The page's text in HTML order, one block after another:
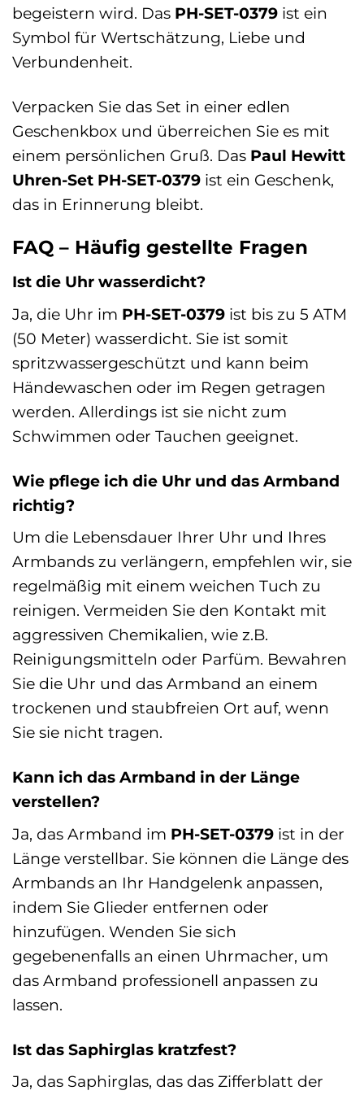
begeistern wird. Das PH-SET-0379 ist ein
Symbol für Wertschätzung, Liebe und
Verbundenheit.
Verpacken Sie das Set in einer edlen
Geschenkbox und überreichen Sie es mit
einem persönlichen Gruß. Das Paul Hewitt
Uhren-Set PH-SET-0379 ist ein Geschenk,
das in Erinnerung bleibt.
FAQ – Häufig gestellte Fragen
Ist die Uhr wasserdicht?
Ja, die Uhr im PH-SET-0379 ist bis zu 5 ATM
(50 Meter) wasserdicht. Sie ist somit
spritzwassergeschützt und kann beim
Händewaschen oder im Regen getragen
werden. Allerdings ist sie nicht zum
Schwimmen oder Tauchen geeignet.
Wie pflege ich die Uhr und das Armband
richtig?
Um die Lebensdauer Ihrer Uhr und Ihres
Armbands zu verlängern, empfehlen wir, sie
regelmäßig mit einem weichen Tuch zu
reinigen. Vermeiden Sie den Kontakt mit
aggressiven Chemikalien, wie z.B.
Reinigungsmitteln oder Parfüm. Bewahren
Sie die Uhr und das Armband an einem
trockenen und staubfreien Ort auf, wenn
Sie sie nicht tragen.
Kann ich das Armband in der Länge
verstellen?
Ja, das Armband im PH-SET-0379 ist in der
Länge verstellbar. Sie können die Länge des
Armbands an Ihr Handgelenk anpassen,
indem Sie Glieder entfernen oder
hinzufügen. Wenden Sie sich
gegebenenfalls an einen Uhrmacher, um
das Armband professionell anpassen zu
lassen.
Ist das Saphirglas kratzfest?
Ja, das Saphirglas, das das Zifferblatt der